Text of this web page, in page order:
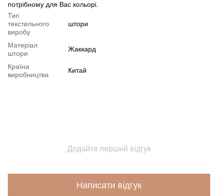
потрібному для Вас кольорі.
Тип
текстильного
виробу
штори
Матеріал
штори
Жаккард
Країна
виробництва
Китай
Додайте перший відгук
Написати відгук